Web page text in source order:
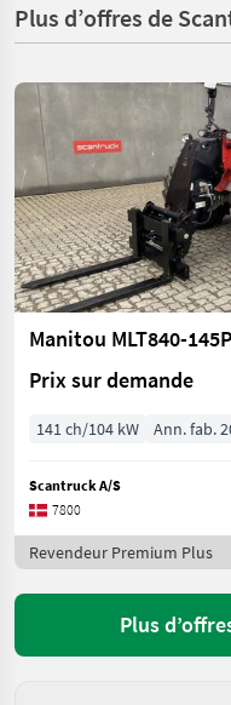
Plus d’offres de
Manitou MLT840-
Prix sur demande
141 ch/104 kW Ann. fab.
Scantruck A/S
7800
Revendeur Premium Plus
Plus